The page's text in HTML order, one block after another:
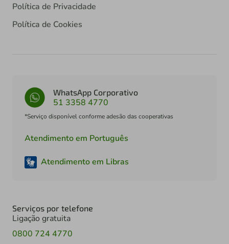
Política de Privacidade
Política de Cookies
WhatsApp Corporativo
51 3358 4770
*Serviço disponível conforme adesão das cooperativas
Atendimento em Português
Atendimento em Libras
Serviços por telefone
Ligação gratuita
0800 724 4770